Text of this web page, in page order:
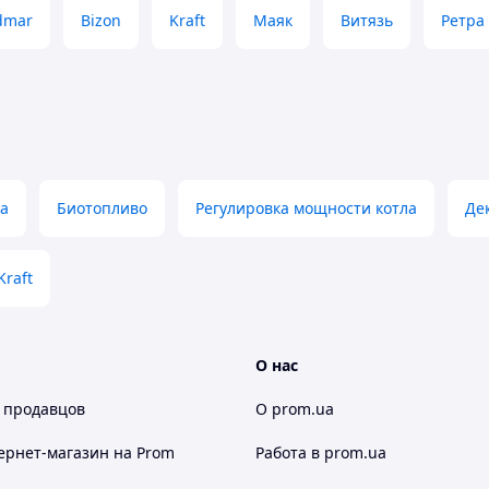
бесплатно!
20:
Bizon Kraft Маяк Витязь Ретра
Биотопливо Регулировка мощности котла
магазин на Prom
О нас
О prom.ua
Работа в prom.ua